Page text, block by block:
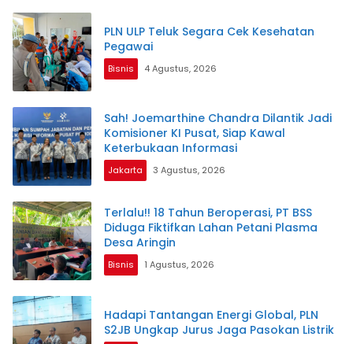
PLN ULP Teluk Segara Cek Kesehatan
Pegawai
Bisnis 4 Agustus, 2026
Sah! Joemarthine Chandra Dilantik Jadi
Komisioner KI Pusat, Siap Kawal
Keterbukaan Informasi
Jakarta 3 Agustus, 2026
Terlalu!! 18 Tahun Beroperasi, PT BSS
Diduga Fiktifkan Lahan Petani Plasma
Desa Aringin
Bisnis 1 Agustus, 2026
Hadapi Tantangan Energi Global, PLN
S2JB Ungkap Jurus Jaga Pasokan Listrik